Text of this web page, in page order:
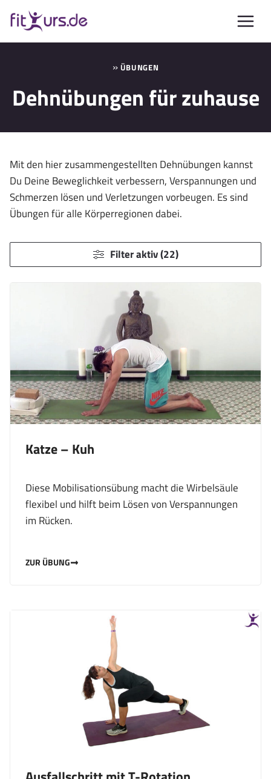
Inhalt
springen
» ÜBUNGEN
Dehnübungen für zuhause
Mit den hier zusammengestellten Dehnübungen kannst
Du Deine Beweglichkeit verbessern, Verspannungen und
Schmerzen lösen und Verletzungen vorbeugen. Es sind
Übungen für alle Körperregionen dabei.
Filter aktiv (22)
Katze – Kuh
Diese Mobilisationsübung macht die Wirbelsäule
flexibel und hilft beim Lösen von Verspannungen
im Rücken.
ZUR ÜBUNG